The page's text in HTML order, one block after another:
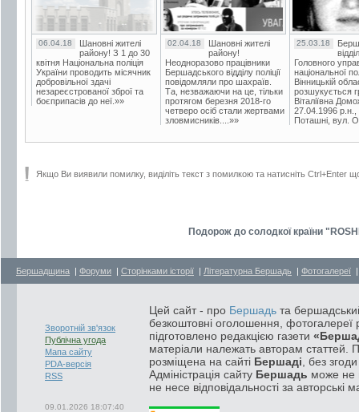
06.04.18
Шановні жителі
району! З 1 до 30
квітня Національна поліція
України проводить місячник
добровільної здачі
незареєстрованої зброї та
боєприпасів до неї.»»
02.04.18
Шановні жителі
району!
Неодноразово працівники
Бершадського відділу поліції
повідомляли про шахраїв.
Та, незважаючи на це, тільки
протягом березня 2018-го
четверо осіб стали жертвами
зловмисників....»»
25.03.18
Головного
національної
Вінницькій
розшукується
Віталіївна
27.04.1996 р.н.,
Поташні, вул.
Якщо Ви виявили помилку, виділіть текст з помилкою та натисніть Ctrl+Enter
Подорож до солодкої країни
Бершадщина | Форуми | Сторінками історії | Літературна Бершадь | Фотогалереї
Зворотній зв'язок
Публічна угода
Мапа сайту
PDA-версія
RSS
09.01.2026 18:07:40
Цей сайт - про Бершадь та
безкоштовні оголошення, фотогалереї
підготовлено редакцією газети
матеріали належать авторам статтей.
розміщена на сайті Бершаді , без
Адміністрація сайту Бершадь може не
не несе відповідальності за авторські